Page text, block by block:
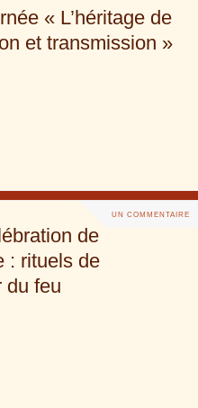
« L’héritage de
et transmission »
UN COMMENTAIRE
de
: rituels de
du feu